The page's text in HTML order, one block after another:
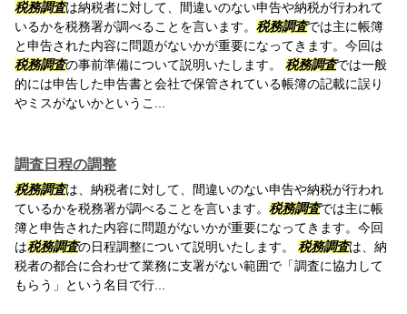
税務調査は納税者に対して、間違いのない申告や納税が行われて
いるかを税務署が調べることを言います。 税務調査では主に帳簿
と申告された内容に問題がないかが重要になってきます。今回は
税務調査の事前準備について説明いたします。 税務調査では一般
的には申告した申告書と会社で保管されている帳簿の記載に誤り
やミスがないかというこ...
調査日程の調整
税務調査は、納税者に対して、間違いのない申告や納税が行われ
ているかを税務署が調べることを言います。 税務調査では主に帳
簿と申告された内容に問題がないかが重要になってきます。今回
は税務調査の日程調整について説明いたします。 税務調査は、納
税者の都合に合わせて業務に支署がない範囲で「調査に協力して
もらう」という名目で行...